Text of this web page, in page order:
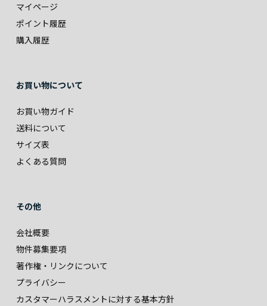
マイページ
ポイント履歴
購入履歴
お買い物について
お買い物ガイド
送料について
サイズ表
よくある質問
その他
会社概要
物件募集要項
著作権・リンクについて
プライバシー
カスタマーハラスメントに対する基本方針